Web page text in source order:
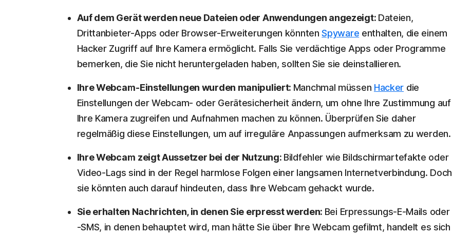
Auf dem Gerät werden neue Dateien oder Anwendungen angezeigt: Dateien,
Drittanbieter-Apps oder Browser-Erweiterungen könntenSpyware enthalten, die einem
Hacker Zugriff auf Ihre Kamera ermöglicht. Falls Sie verdächtige Apps oder Programme
bemerken, die Sie nicht heruntergeladen haben, sollten Sie sie deinstallieren.
Ihre Webcam-Einstellungen wurden manipuliert: Manchmal müssen Hacker die
Einstellungen der Webcam- oder Gerätesicherheit ändern, um ohne Ihre Zustimmung auf
Ihre Kamera zugreifen und Aufnahmen machen zu können. Überprüfen Sie daher
regelmäßig diese Einstellungen, um auf irreguläre Anpassungen aufmerksam zu werden.
Ihre Webcam zeigt Aussetzer bei der Nutzung: Bildfehler wie Bildschirmartefakte oder
Video-Lags sind in der Regel harmlose Folgen einer langsamen Internetverbindung. Doch
sie könnten auch darauf hindeuten, dass Ihre Webcam gehackt wurde.
Sie erhalten Nachrichten, in denen Sie erpresst werden: Bei Erpressungs-E-Mails oder
-SMS, in denen behauptet wird, man hätte Sie über Ihre Webcam gefilmt, handelt es sich